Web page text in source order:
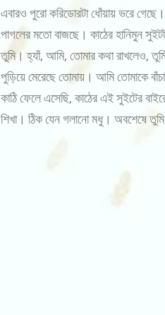
এবারও পুরো করিডোরটা ধোঁয়ায় ভরে
পাগলের মতো বাজছে। কাঠের হানিমুন
তুমি। হ্যাঁ, আমি, তোমার কথা রাখলেও,
পুড়িয়ে মেরেছে তোমায়। আমি তোমাকে
কাঠি ফেলে এসেছি, কাঠের এই সুইটের
শিখা। ঠিক যেন গলানো মধু। অবশেষে